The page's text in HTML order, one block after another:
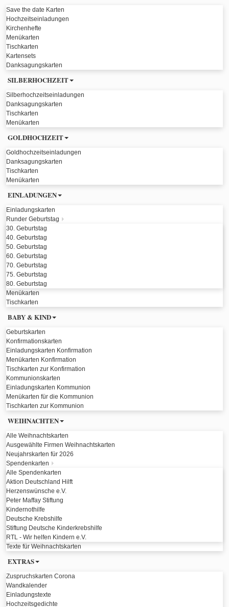
Save the date Karten
Hochzeitseinladungen
Kirchenhefte
Menükarten
Tischkarten
Kartensets
Danksagungskarten
SILBERHOCHZEIT
Silberhochzeitseinladungen
Danksagungskarten
Tischkarten
Menükarten
GOLDHOCHZEIT
Goldhochzeitseinladungen
Danksagungskarten
Tischkarten
Menükarten
EINLADUNGEN
Einladungskarten
Runder Geburtstag
30. Geburtstag
40. Geburtstag
50. Geburtstag
60. Geburtstag
70. Geburtstag
75. Geburtstag
80. Geburtstag
Menükarten
Tischkarten
BABY & KIND
Geburtskarten
Konfirmationskarten
Einladungskarten Konfirmation
Menükarten Konfirmation
Tischkarten zur Konfirmation
Kommunionskarten
Einladungskarten Kommunion
Menükarten für die Kommunion
Tischkarten zur Kommunion
WEIHNACHTEN
Alle Weihnachtskarten
Ausgewählte Firmen Weihnachtskarten
Neujahrskarten für 2026
Spendenkarten
Alle Spendenkarten
Aktion Deutschland Hilft
Herzenswünsche e.V.
Peter Maffay Stiftung
Kindernothilfe
Deutsche Krebshilfe
Stiftung Deutsche Kinderkrebshilfe
RTL - Wir helfen Kindern e.V.
Texte für Weihnachtskarten
EXTRAS
Zuspruchskarten Corona
Wandkalender
Einladungstexte
Hochzeitsgedichte